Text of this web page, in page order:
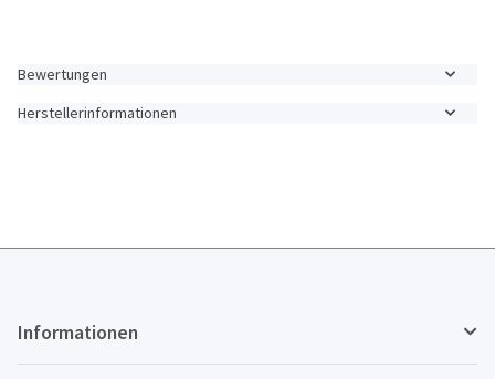
Bewertungen
Herstellerinformationen
Informationen